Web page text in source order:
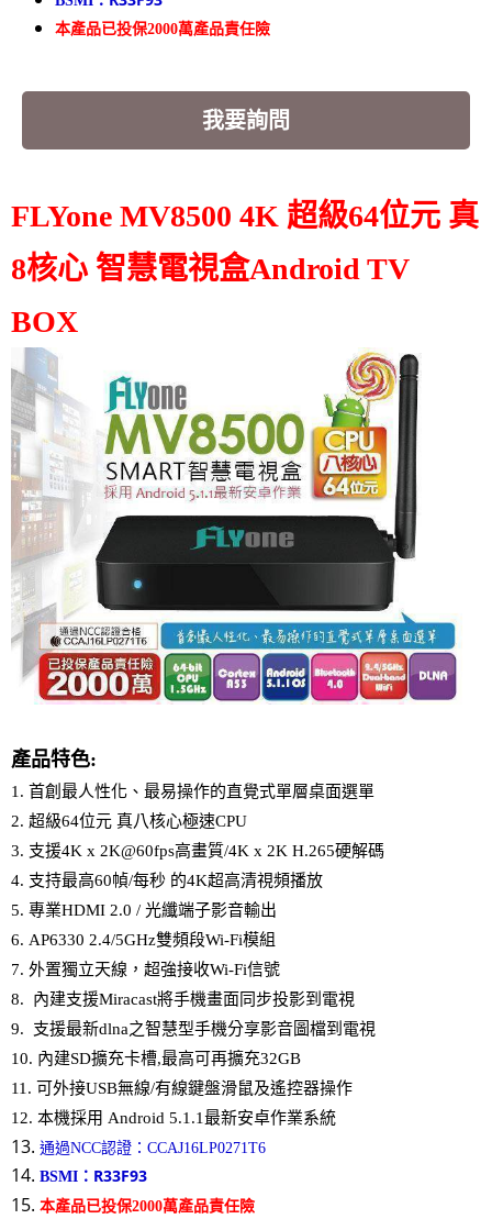
本產品已投保2000萬產品責任險
我要詢問
FLYone MV8500 4K 超級64位元 真
8核心 智慧電視盒Android TV
BOX
產品特色:
1. 首創最人性化、最易操作的直覺式單層桌面選單
2. 超級64位元 真八核心極速CPU
3. 支援4K x 2K@60fps高畫質/4K x 2K H.265硬解碼
4. 支持最高60幀/每秒 的4K超高清視頻播放
5. 專業HDMI 2.0 / 光纖端子影音輸出
6. AP6330 2.4/5GHz雙頻段Wi-Fi模組
7. 外置獨立天線，超強接收Wi-Fi信號
8. 內建支援Miracast將手機畫面同步投影到電視
9. 支援最新dlna之智慧型手機分享影音圖檔到電視
10. 內建SD擴充卡槽,最高可再擴充32GB
11. 可外接USB無線/有線鍵盤滑鼠及遙控器操作
12. 本機採用 Android 5.1.1最新安卓作業系統
13. 通過NCC認證：CCAJ16LP0271T6
14. BSMI： R33F93
15. 本產品已投保2000萬產品責任險